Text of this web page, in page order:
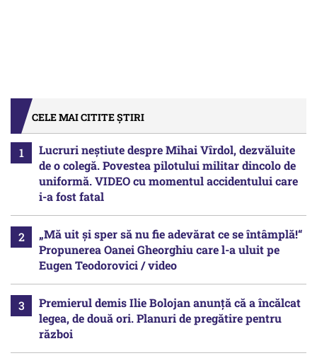
CELE MAI CITITE ȘTIRI
Lucruri neștiute despre Mihai Vîrdol, dezvăluite
de o colegă. Povestea pilotului militar dincolo de
uniformă. VIDEO cu momentul accidentului care
i-a fost fatal
„Mă uit și sper să nu fie adevărat ce se întâmplă!“
Propunerea Oanei Gheorghiu care l-a uluit pe
Eugen Teodorovici / video
Premierul demis Ilie Bolojan anunță că a încălcat
legea, de două ori. Planuri de pregătire pentru
război